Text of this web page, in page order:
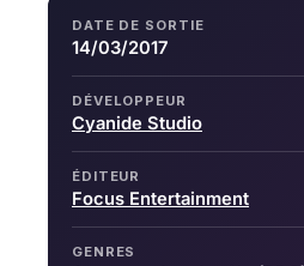
DATE DE SORTIE
14/03/2017
DÉVELOPPEUR
Cyanide Studio
ÉDITEUR
Focus Entertainment
GENRES